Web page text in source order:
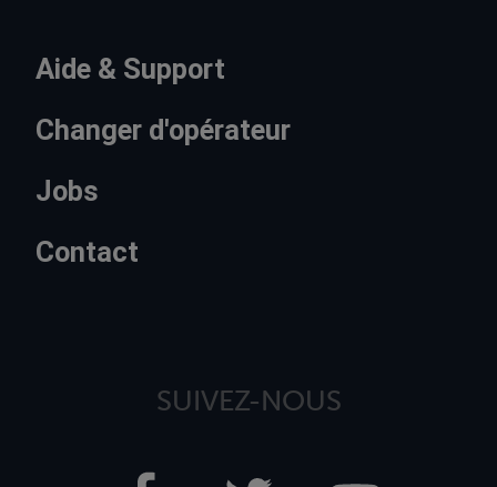
Aide & Support
Changer d'opérateur
Jobs
Contact
SUIVEZ-NOUS